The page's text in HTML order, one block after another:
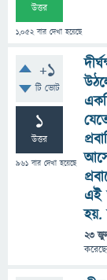
উত্তর
1,052বার দেখা হয়েছে
+1
টি ভোট
1
উত্তর
961 বার দেখা হয়েছে
এই
হয়.
23